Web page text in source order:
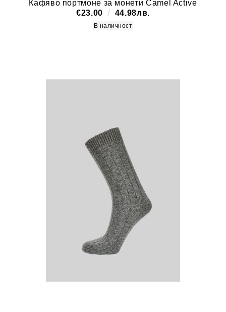
Кафяво портмоне за монети Camel Active
€23.00
44.98лв.
В наличност